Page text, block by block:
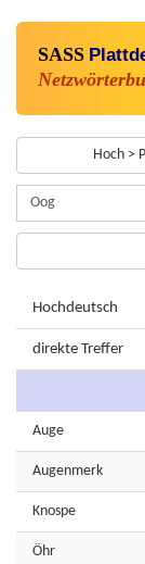
SASS
Hoch >
Hochdeutsch
direkte Treffer
Auge
Augenmerk
Knospe
Öhr